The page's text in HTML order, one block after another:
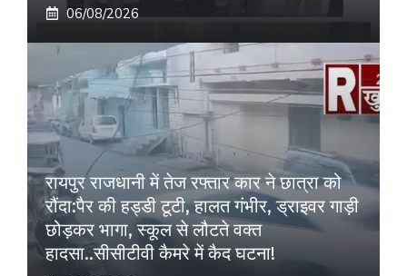
06/08/2026
रायपुर राजधानी में तेज रफ्तार कार ने छात्रा को
रौंदा:पैर की हड्डी टूटी, हालत गंभीर, ड्राइवर गाड़ी
छोड़कर भागा, स्कूल से लौटते वक्त
हादसा..सीसीटीवी कैमरे में कैद घटना!